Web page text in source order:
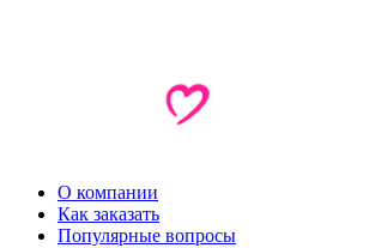
О компании
Как заказать
Популярные вопросы